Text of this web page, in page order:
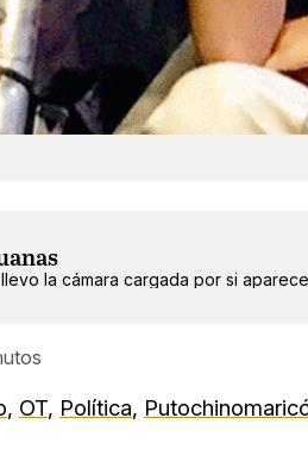
la cámara cargada por si
, OT, Política,